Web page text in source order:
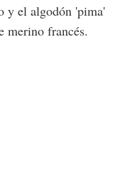
y el algodón 'pima'
merino francés.